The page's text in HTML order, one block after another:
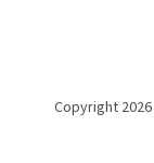
Copyright 2026